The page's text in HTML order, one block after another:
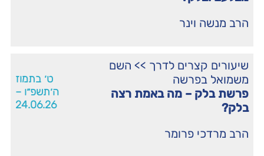
הרב מנשה וינר
שיעורים קצרים לדרך >> השם
משמואל בפרשה
פרשת בלק – מה באמת רצה
בלק?
הרב מרדכי פרומר
ט׳ בתמוז
ה׳תשפ״ו –
24.06.26